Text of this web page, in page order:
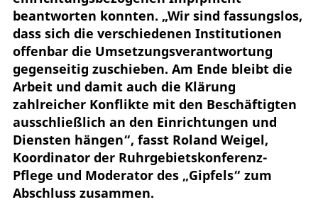
beantworten konnten. „Wir sind fassungslos,
dass sich die verschiedenen Institutionen
offenbar die Umsetzungsverantwortung
gegenseitig zuschieben. Am Ende bleibt die
Arbeit und damit auch die Klärung
zahlreicher Konflikte mit den Beschäftigten
ausschließlich an den Einrichtungen und
Diensten hängen“, fasst Roland Weigel,
Koordinator der Ruhrgebietskonferenz-
Pflege und Moderator des „Gipfels“ zum
Abschluss zusammen.